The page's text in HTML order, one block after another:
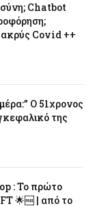
Chatbot
Covid ++
μέρα:” Ο 51χρονος
της
: Το πρώτο
🌟🆓 | από το